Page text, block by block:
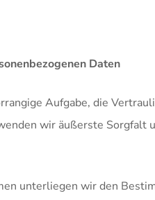
Daten
Aufgabe, die
wir äußerste Sorgfalt
unterliegen wir den